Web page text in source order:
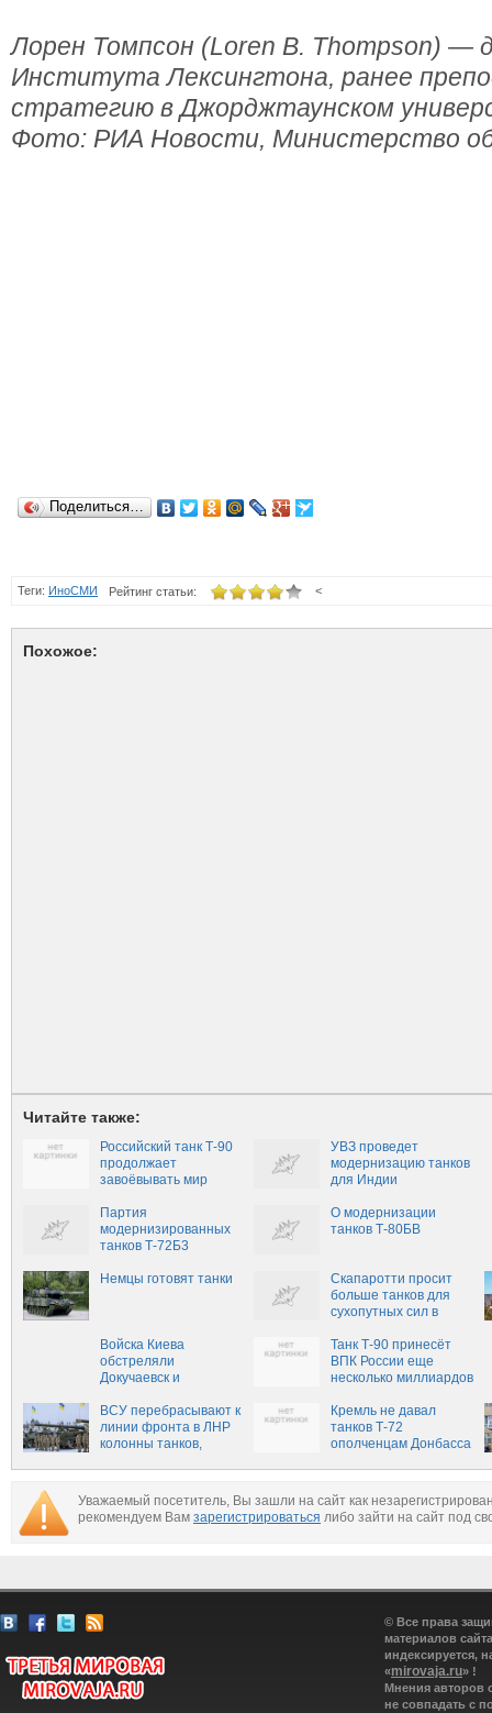
Лорен Томпсон (Loren B. Thompson) —
Института Лексингтона, ранее
стратегию в Джорджтаунском
Фото: РИА Новости, Министерство
Поделиться…
Теги: ИноСМИ <
Рейтинг статьи:
Похожое:
Читайте также:
Российский танк Т-90
продолжает
завоёвывать мир
УВЗ проведет
модернизацию танков
для Индии
Партия
модернизированных
танков Т-72Б3
Западного военного
О модернизации
танков Т-80БВ
Немцы готовят танки
Скапаротти просит
больше танков для
сухопутных сил в
Войска Киева
обстреляли
Докучаевск и
Ясиноватой из
тяжелой артиллерии
и танков
Танк Т-90 принесёт
ВПК России еще
несколько миллиардов
ВСУ перебрасывают к
линии фронта в ЛНР
колонны танков,
Кремль не давал
танков Т-72
ополченцам Донбасса
Уважаемый посетитель, Вы зашли на сайт как
рекомендуем Вам зарегистрироваться либо зайти на сайт под
© Все права
материалов
индексируется,
«mirovaja.ru» !
Мнения авторов
не совпадать с